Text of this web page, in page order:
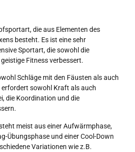
die aus Elementen des
besteht. Es ist eine sehr
Sportart, die sowohl die
Fitness verbessert.
Schläge mit den Fäusten als auch
erfordert sowohl Kraft als auch
die Koordination und die
meist aus einer Aufwärmphase,
Übungsphase und einer Cool-Down
Variationen wie z.B.